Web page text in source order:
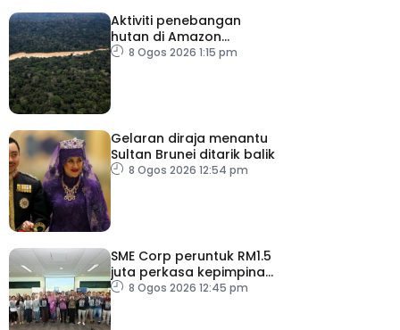
Aktiviti penebangan
hutan di Amazon
merosot dalam tempoh
8 Ogos 2026 1:15 pm
Gelaran diraja menantu
Sultan Brunei ditarik balik
8 Ogos 2026 12:54 pm
SME Corp peruntuk RM1.5
juta perkasa kepimpinan
90 PMKS
8 Ogos 2026 12:45 pm